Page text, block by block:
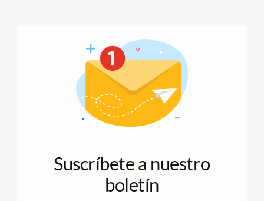
Suscríbete a nuestro
boletín